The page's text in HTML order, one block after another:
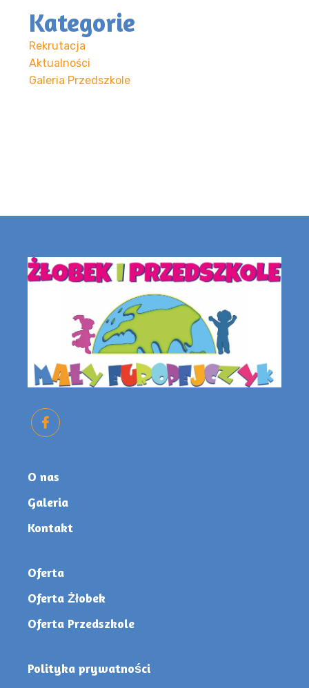
Kategorie
Rekrutacja
Aktualności
Galeria Przedszkole
O nas
Galeria
Kontakt
Oferta
Oferta Żłobek
Oferta Przedszkole
Polityka prywatności